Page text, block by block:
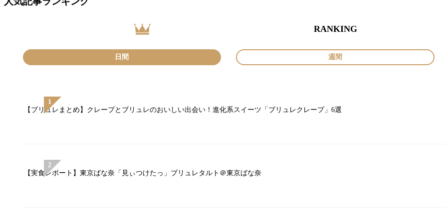
RANKING
日間 週間
【ブリュレまとめ】クレープとブリュレのおいしい出会い！進化系スイーツ「ブリュレクレープ」6選
【実食レポート】東京ばな奈「見ぃつけたっ」ブリュレタルト＠東京ばな奈